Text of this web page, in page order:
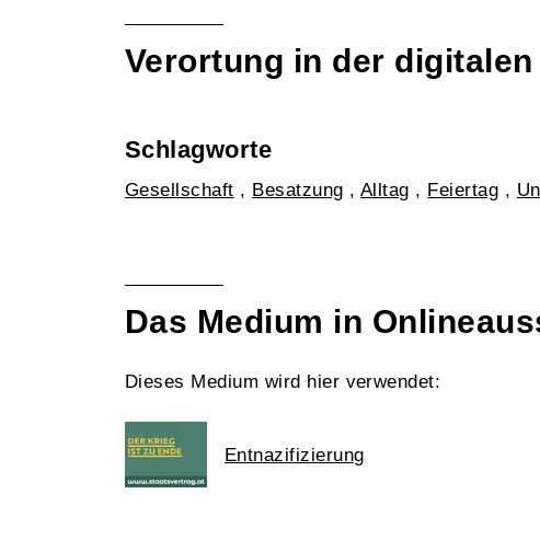
Verortung in der digitalen
Schlagworte
Gesellschaft , Besatzung , Alltag , Feiertag ,
Das Medium in
Dieses Medium wird hier verwendet:
Entnazifizierung